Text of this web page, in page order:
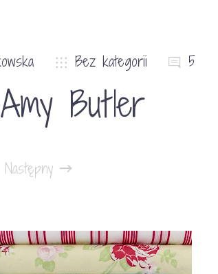
Bez kategorii 5
Butler
Następny